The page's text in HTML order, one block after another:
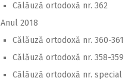
Călăuză ortodoxă nr. 362
Anul 2018
Călăuză ortodoxă nr. 360-361
Călăuză ortodoxă nr. 358-359
Călăuză ortodoxă nr. special